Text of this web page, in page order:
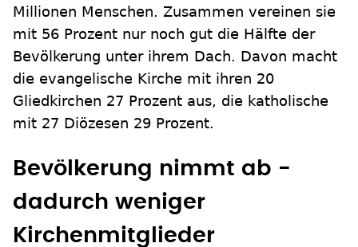
Millionen Menschen. Zusammen vereinen sie
mit 56 Prozent nur noch gut die Hälfte der
Bevölkerung unter ihrem Dach. Davon macht
die evangelische Kirche mit ihren 20
Gliedkirchen 27 Prozent aus, die katholische
mit 27 Diözesen 29 Prozent.
Bevölkerung nimmt ab -
dadurch weniger
Kirchenmitglieder